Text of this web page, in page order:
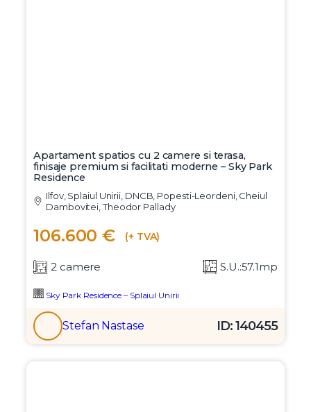
Apartament spatios cu 2 camere si terasa,
finisaje premium si facilitati moderne – Sky Park
Residence
Ilfov, Splaiul Unirii, DNCB, Popesti-Leordeni, Cheiul
Dambovitei, Theodor Pallady
106.600 € (+ TVA)
2 camere S.U.:57.1mp
Sky Park Residence – Splaiul Unirii
Stefan Nastase ID: 140455